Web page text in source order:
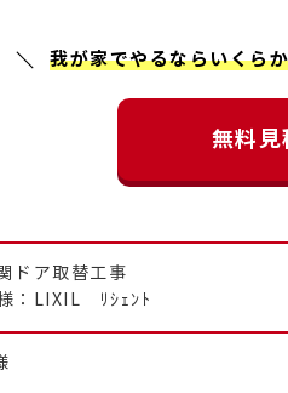
我が家でやるならいくら
無料
ドア取替工事
：LIXIL ﾘｼｪﾝﾄ